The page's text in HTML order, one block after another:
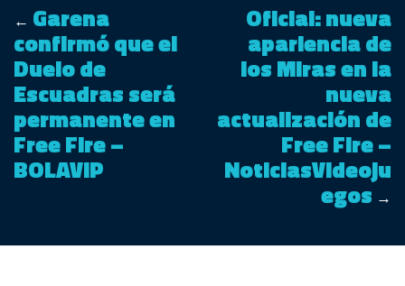
← Garena
confirmó que el
Duelo de
Escuadras será
permanente en
Free Fire –
BOLAVIP
Oficial: nueva
apariencia de
los Miras en la
nueva
actualización de
Free Fire –
NoticiasVideoju
egos →